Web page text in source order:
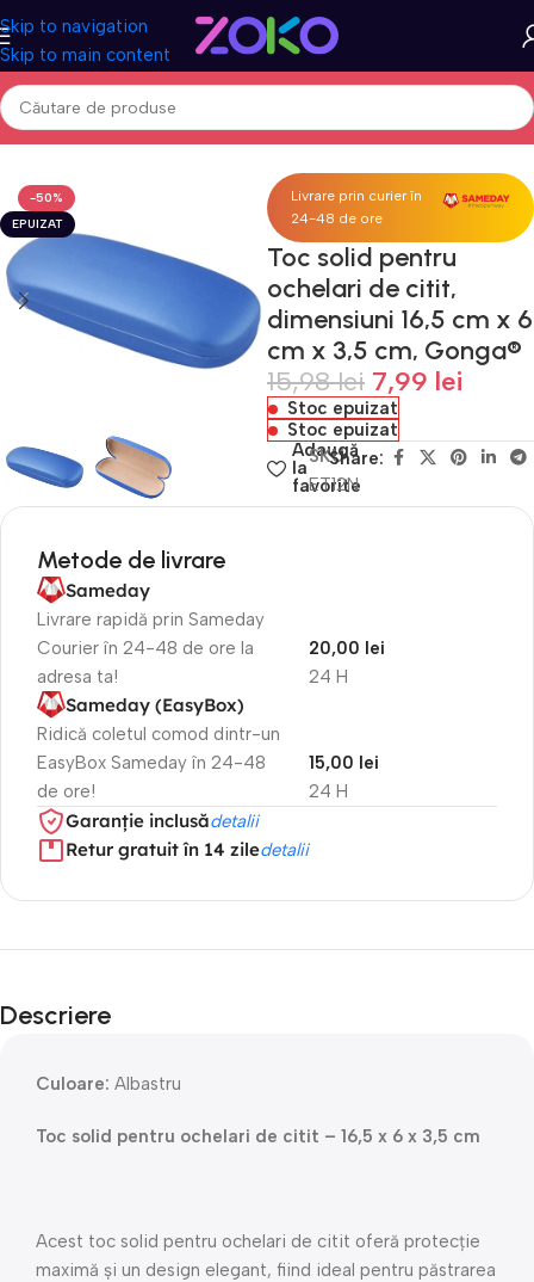
Skip to navigation
Skip to main content
Acasa Fashion & Accesorii Ochelari Tocuri pentru ochelari
-50%
EPUIZAT
Livrare prin curier în
24-48 de ore
Toc solid pentru
ochelari de citit,
dimensiuni 16,5 cm x 6
cm x 3,5 cm, Gonga®
15,98lei 7,99 lei
Stoc epuizat
Stoc epuizat
Adaugă
la
favorite
SKU
ET12N
Share:
Metode de livrare
Sameday
Livrare rapidă prin Sameday
Courier în 24-48 de ore la
adresa ta!
24 H
20,00 lei
Sameday (EasyBox)
Ridică coletul comod dintr-un
EasyBox Sameday în 24-48
de ore!
24 H
15,00 lei
Garanție inclusădetalii
Retur gratuit în 14 ziledetalii
Descriere
Culoare: Albastru
Toc solid pentru ochelari de citit – 16,5 x 6 x 3,5 cm
Acest toc solid pentru ochelari de citit oferă protecție
maximă și un design elegant, fiind ideal pentru păstrarea